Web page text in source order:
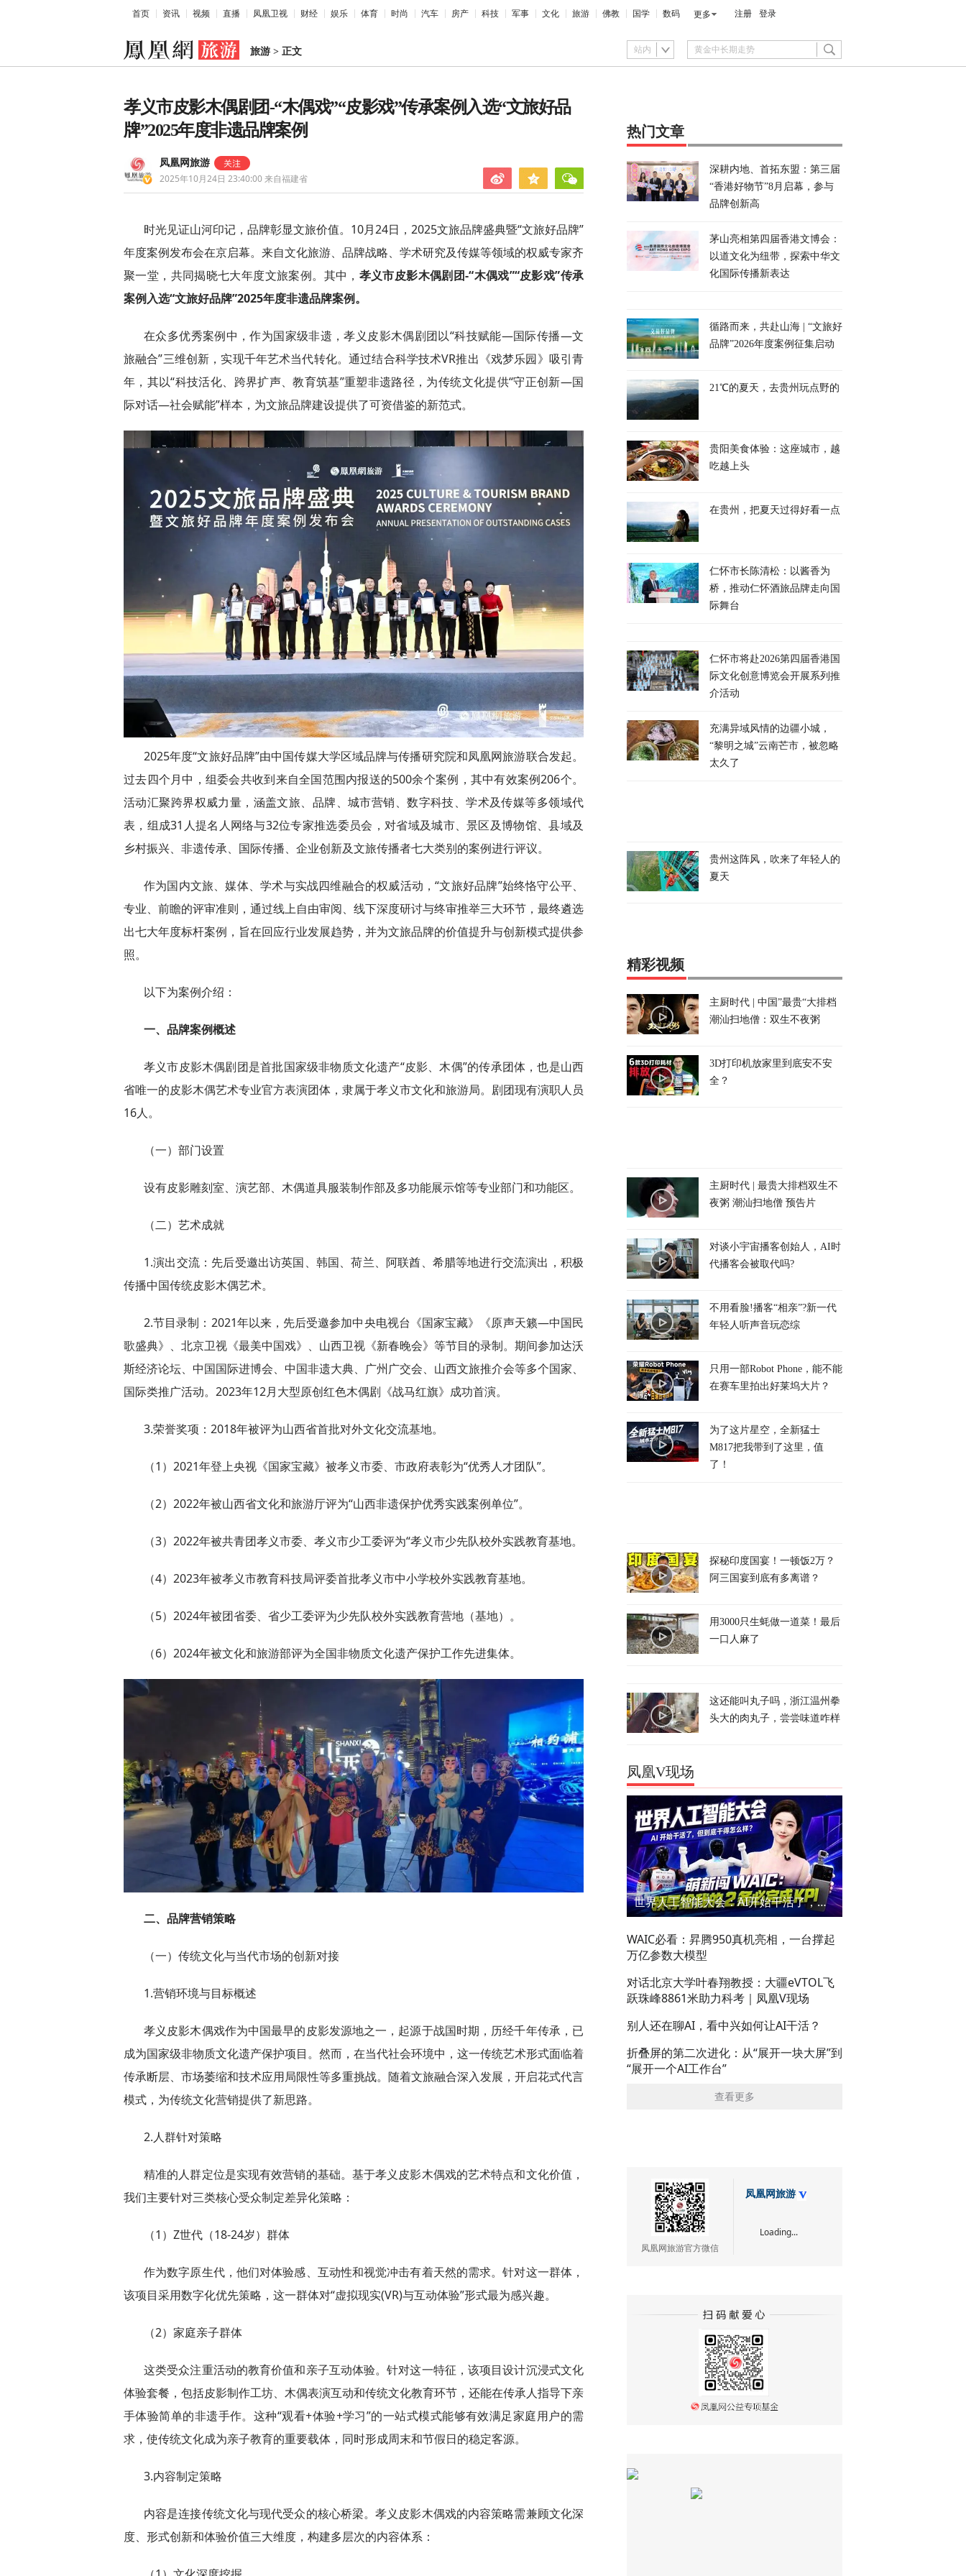
首页 资讯 视频 直播 凤凰卫视 财经 娱乐 体育 时尚 汽车 房产 科技 军事 文化 旅游 佛教 国学 数码 更多 注册 登录
旅游 > 正文 站内
孝义市皮影木偶剧团-“木偶戏”“皮影戏”传承案例入选“文旅好品
牌”2025年度非遗品牌案例
凤凰网旅游
2025年10月24日 23:40:00来自福建省
时光见证山河印记，品牌彰显文旅价值。10月24日，2025文旅品牌盛典暨“文旅好品牌”
年度案例发布会在京启幕。来自文化旅游、品牌战略、学术研究及传媒等领域的权威专家齐
聚一堂，共同揭晓七大年度文旅案例。其中， 孝义市皮影木偶剧团-“木偶戏”“皮影戏”传承
案例入选“文旅好品牌”2025年度非遗品牌案例。
在众多优秀案例中，作为国家级非遗，孝义皮影木偶剧团以“科技赋能—国际传播—文
旅融合”三维创新，实现千年艺术当代转化。通过结合科学技术VR推出《戏梦乐园》吸引青
年，其以“科技活化、跨界扩声、教育筑基”重塑非遗路径，为传统文化提供“守正创新—国
际对话—社会赋能”样本，为文旅品牌建设提供了可资借鉴的新范式。
2025年度“文旅好品牌”由中国传媒大学区域品牌与传播研究院和凤凰网旅游联合发起。
过去四个月中，组委会共收到来自全国范围内报送的500余个案例，其中有效案例206个。
活动汇聚跨界权威力量，涵盖文旅、品牌、城市营销、数字科技、学术及传媒等多领域代
表，组成31人提名人网络与32位专家推选委员会，对省域及城市、景区及博物馆、县域及
乡村振兴、非遗传承、国际传播、企业创新及文旅传播者七大类别的案例进行评议。
作为国内文旅、媒体、学术与实战四维融合的权威活动，“文旅好品牌”始终恪守公平、
专业、前瞻的评审准则，通过线上自由审阅、线下深度研讨与终审推举三大环节，最终遴选
出七大年度标杆案例，旨在回应行业发展趋势，并为文旅品牌的价值提升与创新模式提供参
照。
以下为案例介绍：
一、品牌案例概述
孝义市皮影木偶剧团是首批国家级非物质文化遗产“皮影、木偶”的传承团体，也是山西
省唯一的皮影木偶艺术专业官方表演团体，隶属于孝义市文化和旅游局。剧团现有演职人员
16人。
（一）部门设置
设有皮影雕刻室、演艺部、木偶道具服装制作部及多功能展示馆等专业部门和功能区。
（二）艺术成就
1.演出交流：先后受邀出访英国、韩国、荷兰、阿联酋、希腊等地进行交流演出，积极
传播中国传统皮影木偶艺术。
2.节目录制：2021年以来，先后受邀参加中央电视台《国家宝藏》《原声天籁—中国民
歌盛典》、北京卫视《最美中国戏》、山西卫视《新春晚会》等节目的录制。期间参加达沃
斯经济论坛、中国国际进博会、中国非遗大典、广州广交会、山西文旅推介会等多个国家、
国际类推广活动。2023年12月大型原创红色木偶剧《战马红旗》成功首演。
3.荣誉奖项：2018年被评为山西省首批对外文化交流基地。
（1）2021年登上央视《国家宝藏》被孝义市委、市政府表彰为“优秀人才团队”。
（2）2022年被山西省文化和旅游厅评为“山西非遗保护优秀实践案例单位”。
（3）2022年被共青团孝义市委、孝义市少工委评为“孝义市少先队校外实践教育基地。
（4）2023年被孝义市教育科技局评委首批孝义市中小学校外实践教育基地。
（5）2024年被团省委、省少工委评为少先队校外实践教育营地（基地）。
（6）2024年被文化和旅游部评为全国非物质文化遗产保护工作先进集体。
二、品牌营销策略
（一）传统文化与当代市场的创新对接
1.营销环境与目标概述
孝义皮影木偶戏作为中国最早的皮影发源地之一，起源于战国时期，历经千年传承，已
成为国家级非物质文化遗产保护项目。然而，在当代社会环境中，这一传统艺术形式面临着
传承断层、市场萎缩和技术应用局限性等多重挑战。随着文旅融合深入发展，开启花式代言
模式，为传统文化营销提供了新思路。
2.人群针对策略
精准的人群定位是实现有效营销的基础。基于孝义皮影木偶戏的艺术特点和文化价值，
我们主要针对三类核心受众制定差异化策略：
（1）Z世代（18-24岁）群体
作为数字原生代，他们对体验感、互动性和视觉冲击有着天然的需求。针对这一群体，
该项目采用数字化优先策略，这一群体对“虚拟现实(VR)与互动体验”形式最为感兴趣。
（2）家庭亲子群体
这类受众注重活动的教育价值和亲子互动体验。针对这一特征，该项目设计沉浸式文化
体验套餐，包括皮影制作工坊、木偶表演互动和传统文化教育环节，还能在传承人指导下亲
手体验简单的非遗手作。这种“观看+体验+学习”的一站式模式能够有效满足家庭用户的需
求，使传统文化成为亲子教育的重要载体，同时形成周末和节假日的稳定客源。
3.内容制定策略
内容是连接传统文化与现代受众的核心桥梁。孝义皮影木偶戏的内容策略需兼顾文化深
度、形式创新和体验价值三大维度，构建多层次的内容体系：
热门文章
深耕内地、首拓东盟：第三届
“香港好物节”8月启幕，参与
品牌创新高
茅山亮相第四届香港文博会：
以道文化为纽带，探索中华文
化国际传播新表达
循路而来，共赴山海 | “文旅好
品牌”2026年度案例征集启动
21℃的夏天，去贵州玩点野的
贵阳美食体验：这座城市，越
吃越上头
在贵州，把夏天过得好看一点
仁怀市长陈清松：以酱香为
桥，推动仁怀酒旅品牌走向国
际舞台
仁怀市将赴2026第四届香港国
际文化创意博览会开展系列推
介活动
充满异域风情的边疆小城，
“黎明之城”云南芒市，被忽略
太久了
贵州这阵风，吹来了年轻人的
夏天
精彩视频
主厨时代 | 中国”最贵“大排档
潮汕扫地僧：双生不夜粥
3D打印机放家里到底安不安
全？
主厨时代 | 最贵大排档双生不
夜粥 潮汕扫地僧 预告片
对谈小宇宙播客创始人，AI时
代播客会被取代吗?
不用看脸!播客“相亲”?新一代
年轻人听声音玩恋综
只用一部Robot Phone，能不能
在赛车里拍出好莱坞大片？
为了这片星空，全新猛士
M817把我带到了这里，值
了！
探秘印度国宴！一顿饭2万？
阿三国宴到底有多离谱？
用3000只生蚝做一道菜！最后
一口人麻了
这还能叫丸子吗，浙江温州拳
头大的肉丸子，尝尝味道咋样
凤凰V现场
世界人工智能大会：AI开始干活了，但到底干的怎么样？萌新闯WAIC
WAIC必看：昇腾950真机亮相，一台撑起
万亿参数大模型
对话北京大学叶春翔教授：大疆eVTOL飞
跃珠峰8861米助力科考｜凤凰V现场
别人还在聊AI，看中兴如何让AI干活？
折叠屏的第二次进化：从“展开一块大屏”到
“展开一个AI工作台”
查看更多
凤凰网旅游官方微信
凤凰网旅游
Loading...